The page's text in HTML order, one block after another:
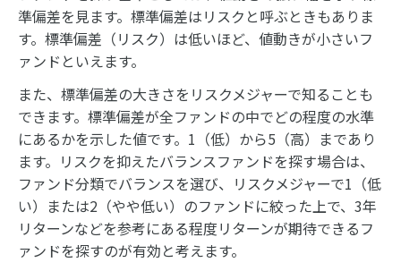
準偏差を見ます。標準偏差はリスクと呼ぶときもありま
す。標準偏差（リスク）は低いほど、値動きが小さいフ
ァンドといえます。
また、標準偏差の大きさをリスクメジャーで知ることも
できます。標準偏差が全ファンドの中でどの程度の水準
にあるかを示した値です。1（低）から5（高）まであり
ます。リスクを抑えたバランスファンドを探す場合は、
ファンド分類でバランスを選び、リスクメジャーで1（低
い）または2（やや低い）のファンドに絞った上で、3年
リターンなどを参考にある程度リターンが期待できるフ
ァンドを探すのが有効と考えます。